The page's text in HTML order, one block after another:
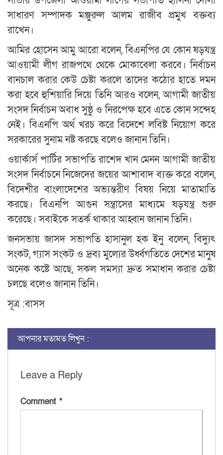
সাধারণ সম্পাদক মঞ্জুরুল আলম রাজীব প্রমুখ বক্তব্য
রাখেন।
আমির হোসেন আমু আরো বলেন, বিএনপির যে কোন ষড়যন্ত্র
আওয়ামী লীগ রাজপথে থেকে মোকাবেলা করবে। নির্বাচন
বানচাল করার কেউ চেষ্টা করলে তাদের কঠোর হাতে দমন
করা হবে হুশিয়ারি দিয়ে তিনি আরও বলেন, আগামী জাতীয়
সংসদ নির্বাচন অবাধ সুষ্ঠু ও নিরপেক্ষ হবে এতে কোন সন্দেহ
নেই। বিএনপি অর্থ খরচ করে বিদেশে লবিষ্ট নিয়োগ করে
সরকারের সুনাম নষ্ট করছে বলেও জানান তিনি।
ওয়ার্কার্স পার্টির সভাপতি রাশেদ খান মেনন আগামী জাতীয়
সংসদ নির্বাচনে নিজেদের জয়ের আশাবাদ ব্যক্ত করে বলেন,
বিদেশীর বাংলাদেশের অভ্যন্তরীণ বিষয় নিয়ে মাতামাতি
করছে। বিএনপি আগুন সন্ত্রাসের মাধ্যমে ষড়যন্ত্র শুরু
করেছে। সবাইকে সতর্ক থাকার আহ্বান জানান তিনি।
জনসভায় জাসদ সভাপতি হাসানুল হক ইনু বলেন, বিদ্যুৎ
সংকট, গ্যাস সংকট ও দ্রব্য মুল্যের উর্ধ্বগতিতে দেশের মানুষ
অনেক কষ্টে আছে, সকল সমস্যা দ্রুত সমাধান করার চেষ্টা
চলছে বলেও জানান তিনি।
সূত্র :বাসস
আপনার মতামত লিখুন :
Leave a Reply
Comment *